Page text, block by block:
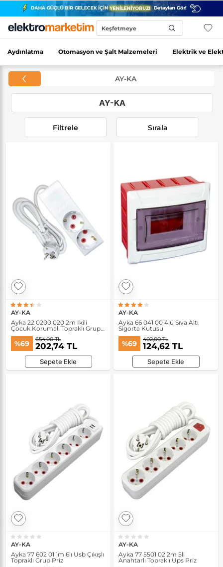
Keşfetmeye
Aydınlatma Otomasyon ve Şalt Malzemeleri Elektrik ve
AY-KA
AY-KA
Filtrele Sırala
AY-KA
Ayka 22 0200 020 2m İkili
Çocuk Korumalı Topraklı Grup
Priz
%69 654,00 TL
202,74 TL
Sepete Ekle
AY-KA
Ayka 66 041 00 4lü Sıva Altı
Sigorta Kutusu
%69 402,00 TL
124,62 TL
Sepete Ekle
AY-KA
Ayka 77 602 01 1m 6lı Usb Çıkışlı
Topraklı Grup Priz
AY-KA
Ayka 77 5501 02 2m 5li
Anahtarlı Topraklı Ups Priz